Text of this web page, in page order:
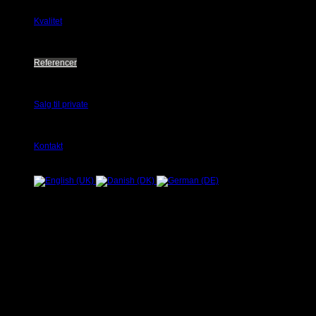
Kvalitet
Referencer
Salg til private
Kontakt